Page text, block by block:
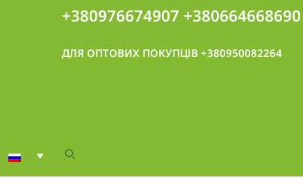
+380976674907 +380664668690
ДЛЯ ОПТОВИХ ПОКУПЦІВ +380950082264